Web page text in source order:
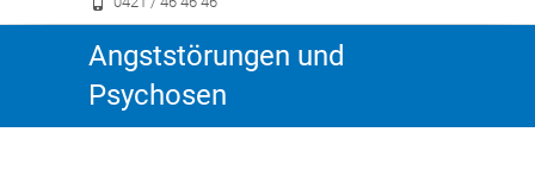
Angststörungen und
Psychosen